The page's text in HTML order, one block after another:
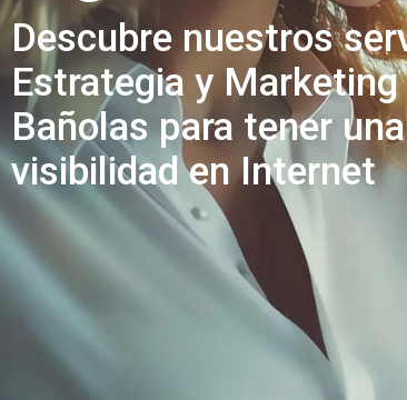
Descubre nuestros
Estrategia y
Bañolas para tener
visibilidad en Internet